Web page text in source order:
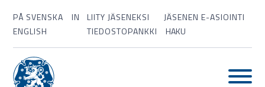
PÅ SVENSKA
IN
ENGLISH
LIITY JÄSENEKSI
JÄSENEN E-ASIOINTI
TIEDOSTOPANKKI
HAKU